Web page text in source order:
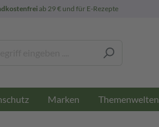
ab 29 € und für E-Rezepte
Marken Themenwelten